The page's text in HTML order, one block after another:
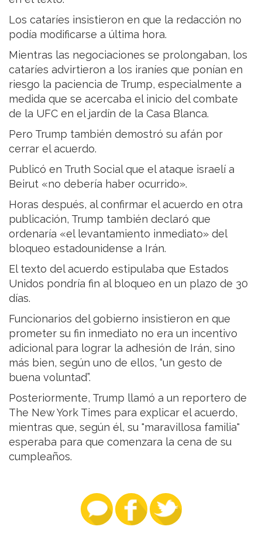
Los cataríes insistieron en que la redacción no
podía modificarse a última hora.
Mientras las negociaciones se prolongaban, los
cataríes advirtieron a los iraníes que ponían en
riesgo la paciencia de Trump, especialmente a
medida que se acercaba el inicio del combate
de la UFC en el jardín de la Casa Blanca.
Pero Trump también demostró su afán por
cerrar el acuerdo.
Publicó en Truth Social que el ataque israelí a
Beirut «no debería haber ocurrido».
Horas después, al confirmar el acuerdo en otra
publicación, Trump también declaró que
ordenaría «el levantamiento inmediato» del
bloqueo estadounidense a Irán.
El texto del acuerdo estipulaba que Estados
Unidos pondría fin al bloqueo en un plazo de 30
días.
Funcionarios del gobierno insistieron en que
prometer su fin inmediato no era un incentivo
adicional para lograr la adhesión de Irán, sino
más bien, según uno de ellos, “un gesto de
buena voluntad”.
Posteriormente, Trump llamó a un reportero de
The New York Times para explicar el acuerdo,
mientras que, según él, su "maravillosa familia"
esperaba para que comenzara la cena de su
cumpleaños.